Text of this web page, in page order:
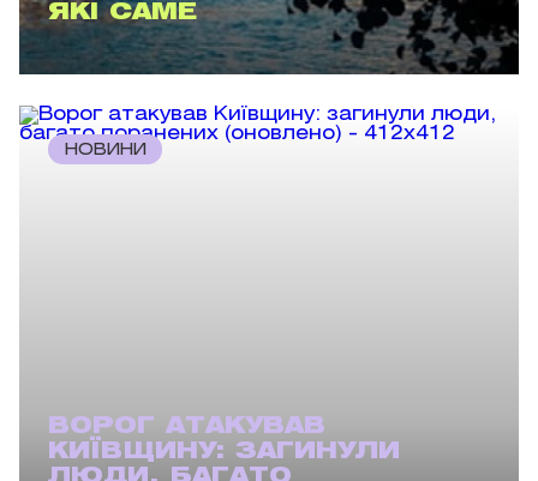
ЯКІ САМЕ
НОВИНИ
ВОРОГ АТАКУВАВ
КИЇВЩИНУ: ЗАГИНУЛИ